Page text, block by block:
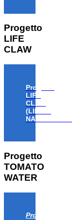
Progetto
LIFE
CLAW
Progetto
LIFE
CLAW
(LIFE18
NAT/IT/000806)
Progetto
TOMATO
WATER
Progetto